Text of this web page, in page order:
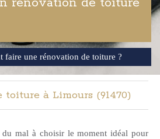
faire une rénovation de toiture ?
à Limours (91470)
du mal à choisir le moment idéal pour